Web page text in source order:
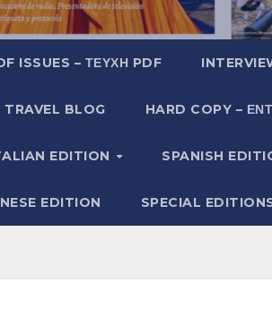
ISSUES – ΤΕΎΧΗ PDF
TRAVEL BLOG HARD COPY –
EDITION SPANISH
EDITION SPECIAL